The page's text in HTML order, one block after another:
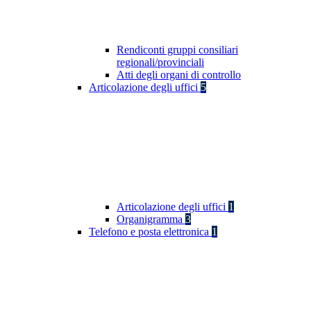
Rendiconti gruppi consiliari
regionali/provinciali
Atti degli organi di controllo
Articolazione degli uffici 5
Articolazione degli uffici 1
Organigramma 3
Telefono e posta elettronica 1